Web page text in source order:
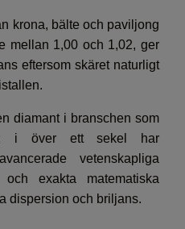
krona, bälte och paviljong
mellan 1,00 och 1,02, ger
eftersom skäret naturligt
diamant i branschen som
i över ett sekel har
vetenskapliga
exakta matematiska
dispersion och briljans.